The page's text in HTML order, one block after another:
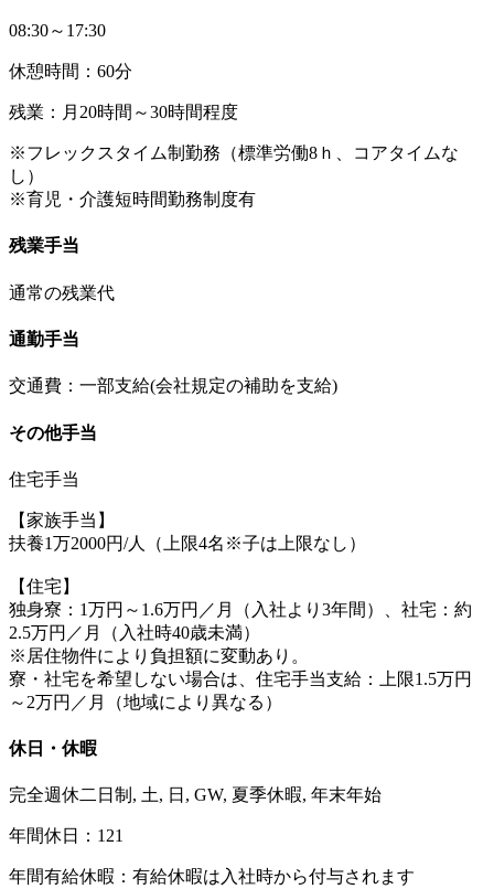
08:30～17:30
休憩時間：60分
残業：月20時間～30時間程度
※フレックスタイム制勤務（標準労働8ｈ、コアタイムな
し）
※育児・介護短時間勤務制度有
残業手当
通常の残業代
通勤手当
交通費：一部支給(会社規定の補助を支給)
その他手当
住宅手当
【家族手当】
扶養1万2000円/人（上限4名※子は上限なし）
【住宅】
独身寮：1万円～1.6万円／月（入社より3年間）、社宅：約
2.5万円／月（入社時40歳未満）
※居住物件により負担額に変動あり。
寮・社宅を希望しない場合は、住宅手当支給：上限1.5万円
～2万円／月（地域により異なる）
休日・休暇
完全週休二日制, 土, 日, GW, 夏季休暇, 年末年始
年間休日：121
年間有給休暇：有給休暇は入社時から付与されます